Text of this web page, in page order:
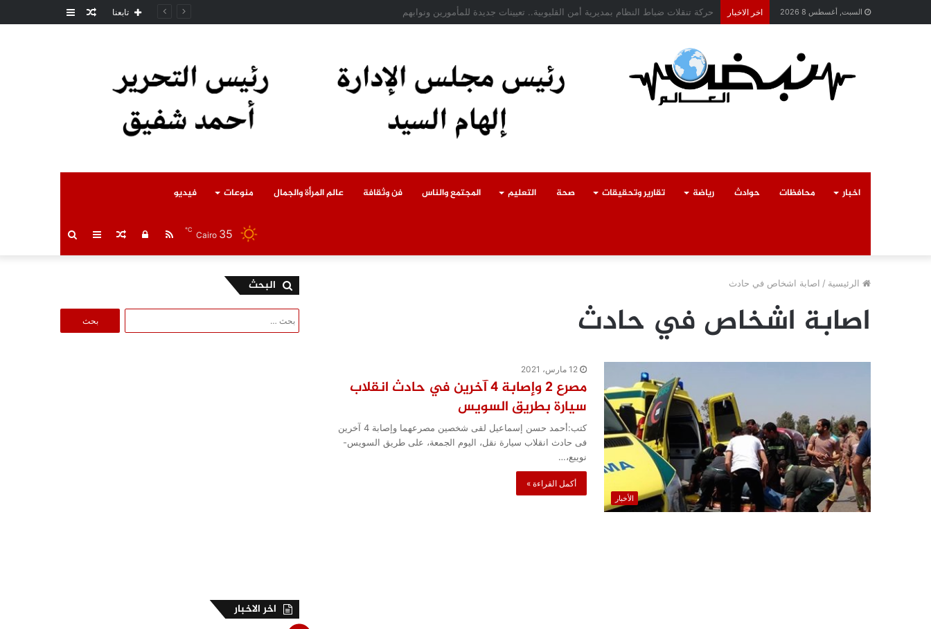
السبت, أغسطس 8 2026 اخر الاخبار محافظ القليوبية يتابع حادث سقوط سقف أثناء إزالة مبنى مخالف بطوخ ويوجه بصرف إعانة عاجلة لأسرة العامل المتوفى عمودمقال تابعنا
اخبار محافظات حوادث رياضة تقارير وتحقيقات صحة التعليم المجتمع والناس فن وثقافة عالم المرأة والجمال منوعات فيديو
بحث عمود مقالتسجيل RSS Cairo 35
℃
الرئيسية / اصابة اشخاص في حادث
اصابة اشخاص في حادث
الأخبار
12 مارس، 2021
مصرع 2 وإصابة 4 آخرين في حادث انقلاب
سيارة بطريق السويس
كتب:أحمد حسن إسماعيل لقى شخصين مصرعهما وإصابة 4 آخرين
فى حادث انقلاب سيارة نقل، اليوم الجمعة، على طريق السويس-
نويبع،…
أكمل القراءة »
البحث
عن:
اخر الاخبار